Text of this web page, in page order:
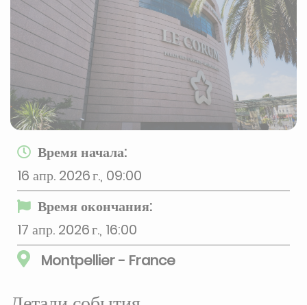
Время начала:
16 апр. 2026 г., 09:00
Время окончания:
17 апр. 2026 г., 16:00
Montpellier - France